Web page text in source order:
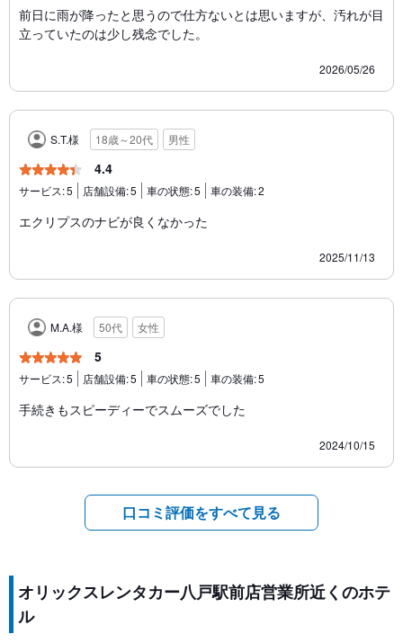
前日に雨が降ったと思うので仕方ないとは思いますが、汚れが目
立っていたのは少し残念でした。
2026/05/26
S.T.様 18歳～20代 男性
4.4
サービス:5 店舗設備:5 車の状態:5 車の装備:2
エクリプスのナビが良くなかった
2025/11/13
M.A.様 50代 女性
5
サービス:5 店舗設備:5 車の状態:5 車の装備:5
手続きもスピーディーでスムーズでした
2024/10/15
口コミ評価をすべて見る
オリックスレンタカー八戸駅前店営業所近くのホテ
ル